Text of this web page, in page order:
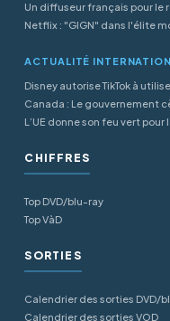
Un diffuseur français pour le
Netflix : "GIGN" dans l'élite
ACTUALITÉ
Disney autorise TikTok à
Canada : Le gouvernement
L’UE donne son feu vert pour
CHIFFRES
Top DVD/blu-ray
Top VàD
SORTIES
Calendrier des sorties DVD/
Calendrier des sorties VOD